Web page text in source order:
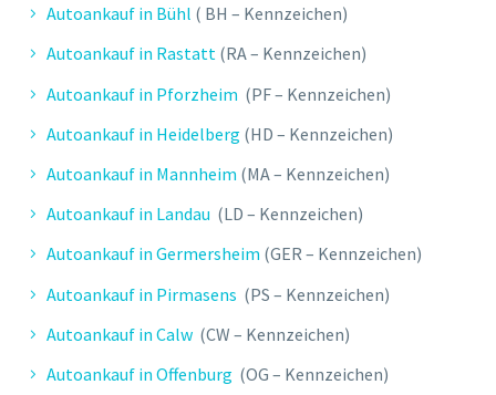
Autoankauf in Bühl ( BH – Kennzeichen)
Autoankauf in Rastatt (RA – Kennzeichen)
Autoankauf in Pforzheim (PF – Kennzeichen)
Autoankauf in Heidelberg (HD – Kennzeichen)
Autoankauf in Mannheim (MA – Kennzeichen)
Autoankauf in Landau (LD – Kennzeichen)
Autoankauf in Germersheim (GER – Kennzeichen)
Autoankauf in Pirmasens (PS – Kennzeichen)
Autoankauf in Calw (CW – Kennzeichen)
Autoankauf in Offenburg (OG – Kennzeichen)